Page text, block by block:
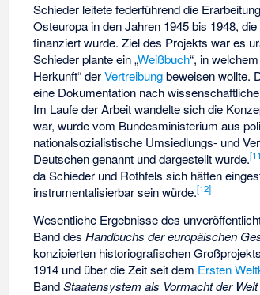
Schieder leitete federführend die
Osteuropa in den Jahren 1945 bis 1948,
finanziert wurde. Ziel des Projekts war es
Schieder plante ein „Weißbuch“, in
Herkunft“ derVertreibungbeweisen wollte.
eine Dokumentation nach
Im Laufe der Arbeit wandelte sich die
war, wurde vom Bundesministerium aus
nationalsozialistische Umsiedlungs- und
Deutschen genannt und dargestellt wurde.[
da Schieder und Rothfels sich hätten
instrumentalisierbar sein würde.[12]
Wesentliche Ergebnisse des
Band desHandbuchs der europäischen
konzipierten historiografischen
1914 und über die Zeit seit dem Ersten
BandStaatensystem als Vormacht der